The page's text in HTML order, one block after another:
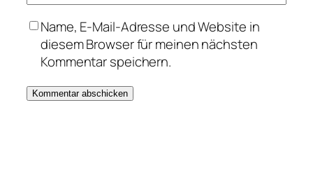
Name, E-Mail-Adresse und Website in
diesem Browser für meinen nächsten
Kommentar speichern.